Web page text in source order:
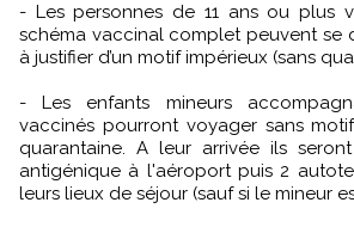
- Les personnes de 11 ans ou plus
schéma vaccinal complet peuvent se
à justifier d’un motif impérieux (sans
- Les enfants mineurs
vaccinés pourront voyager sans
quarantaine. A leur arrivée ils
antigénique à l'aéroport puis 2
leurs lieux de séjour (sauf si le mineur